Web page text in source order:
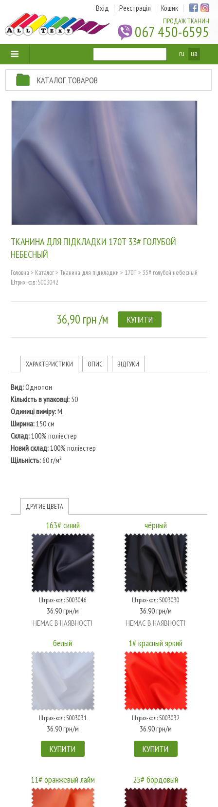
ПРОДАЖ ТКАНИН
067 450-6595
Вхід Реєстрація Кошик
ru ua
КАТАЛОГ ТОВАРОВ
ТКАНИНА ДЛЯ ПІДКЛАДКИ 170T 33# ГОЛУБОЙ
НЕБЕСНЫЙ
Головна > Каталог> Тканина для підкладки > 170T> 33# голубой небесный
Штрих-код: 5003042
36,90 грн /м КУПИТИ
ХАРАКТЕРИСТИКИ ОПИС ВІДГУКИ
Вид:Однотон
Кількість в упаковці:50
Одиниці виміру:M.
Ширина:150 см
Склад:100% поліестер
Новий склад:100% поліестер
Щільність:60 г/м²
ДРУГИЕ ЦВЕТА
163# синий
Штрих-код: 5003046
36.90 грн/м
НЕМАЄ В НАЯВНОСТІ
чёрный
Штрих-код: 5003030
36.90 грн/м
НЕМАЄ В НАЯВНОСТІ
белый
Штрих-код: 5003031
36.90 грн/м
КУПИТИ
1# красный яркий
Штрих-код: 5003032
36.90 грн/м
КУПИТИ
11# оранжевый лайм 25# бордовый